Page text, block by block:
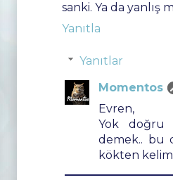
sanki. Ya da yanlış
Yanıtla
Yanıtlar
Momentos
Evren,
Yok doğru
demek.. bu
kökten